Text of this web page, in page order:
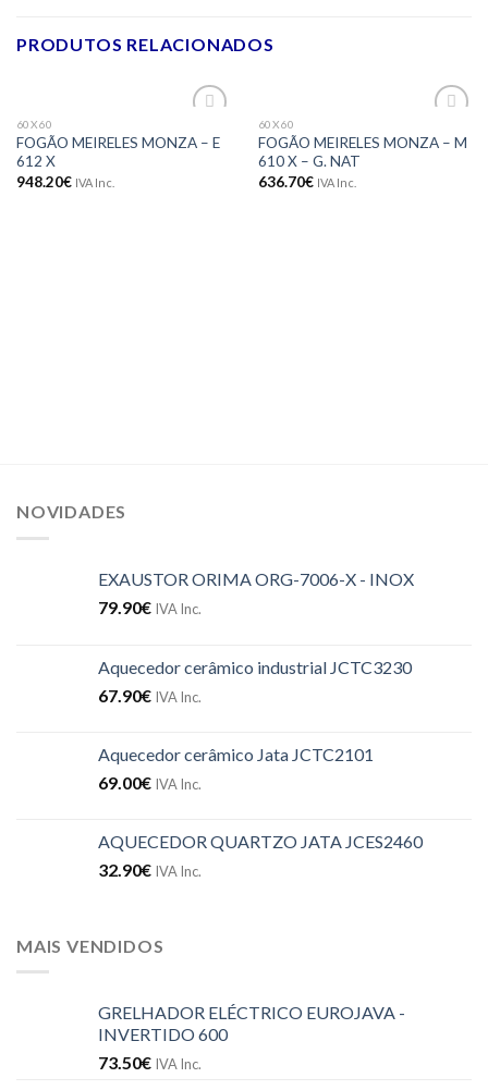
PRODUTOS RELACIONADOS
aos meus
60X60
FOGÃO MEIRELES MONZA – E
612 X
948.20€ IVA Inc.
aos meus
60X60
FOGÃO MEIRELES MONZA – M
610 X – G. NAT
636.70€ IVA Inc.
NOVIDADES
EXAUSTOR ORIMA ORG-7006-X - INOX
79.90€ IVA Inc.
Aquecedor cerâmico industrial JCTC3230
67.90€ IVA Inc.
Aquecedor cerâmico Jata JCTC2101
69.00€ IVA Inc.
AQUECEDOR QUARTZO JATA JCES2460
32.90€ IVA Inc.
MAIS VENDIDOS
GRELHADOR ELÉCTRICO EUROJAVA -
INVERTIDO 600
73.50€ IVA Inc.